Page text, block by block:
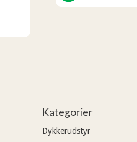
Kategorier
Dykkerudstyr